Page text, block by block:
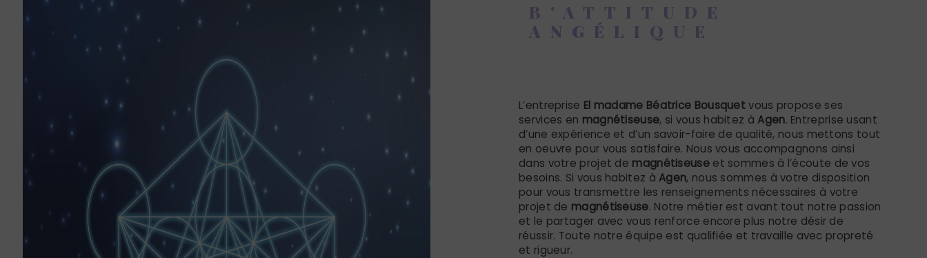
B'ATTITUDE
ANGÉLIQUE
L’entreprise El madame Béatrice Bousquetvous propose ses
services en magnétiseuse, si vous habitez àAgen. Entreprise usant
d’une expérience et d’un savoir-faire de qualité, nous mettons tout
en oeuvre pour vous satisfaire. Nous vous accompagnons ainsi
dans votre projet de magnétiseuseet sommes à l’écoute de vos
besoins. Si vous habitez àAgen, nous sommes à votre disposition
pour vous transmettre les renseignements nécessaires à votre
projet de magnétiseuse. Notre métier est avant tout notre passion
et le partager avec vous renforce encore plus notre désir de
réussir. Toute notre équipe est qualifiée et travaille avec propreté
et rigueur.